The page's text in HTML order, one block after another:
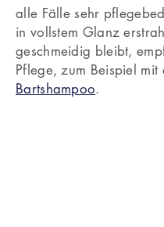
alle Fälle sehr
in vollstem Glanz
geschmeidig bleibt,
Pflege, zum Beispiel mit
Bartshampoo.